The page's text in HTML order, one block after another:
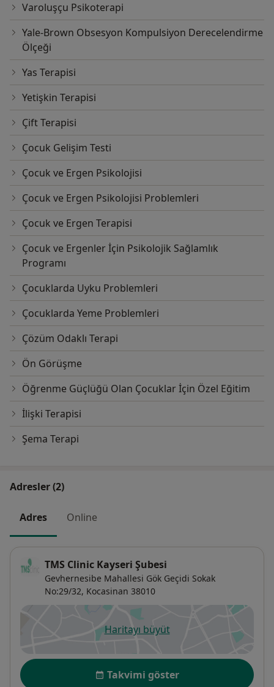
Varoluşçu Psikoterapi
Yale-Brown Obsesyon Kompulsiyon Derecelendirme
Ölçeği
Yas Terapisi
Yetişkin Terapisi
Çift Terapisi
Çocuk Gelişim Testi
Çocuk ve Ergen Psikolojisi
Çocuk ve Ergen Psikolojisi Problemleri
Çocuk ve Ergen Terapisi
Çocuk ve Ergenler İçin Psikolojik Sağlamlık
Programı
Çocuklarda Uyku Problemleri
Çocuklarda Yeme Problemleri
Çözüm Odaklı Terapi
Ön Görüşme
Öğrenme Güçlüğü Olan Çocuklar İçin Özel Eğitim
İlişki Terapisi
Şema Terapi
Adresler (2)
Adres Online
TMS Clinic Kayseri Şubesi
Gevhernesibe Mahallesi Gök Geçidi Sokak
No:29/32, Kocasinan 38010
Haritayı büyütyeni bir sekmede açılır
Uygunluk
Takvimi göster